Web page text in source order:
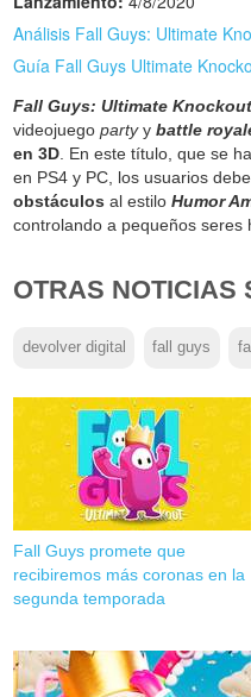
Análisis Fall Guys: Ultimate
Guía Fall Guys Ultimate
Fall Guys: Ultimate Knockout
videojuegopartyybattle
en 3D . En este título, que se
en PS4 y PC, los usuarios
obstáculos al estiloHumor
controlando a pequeños
OTRAS NOTICIAS
devolver digital fall guys
Fall Guys promete que
recibiremos más coronas en la
segunda temporada